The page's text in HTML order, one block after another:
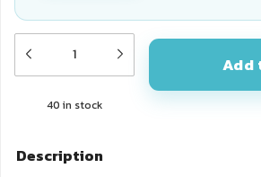
40 in stock
Description